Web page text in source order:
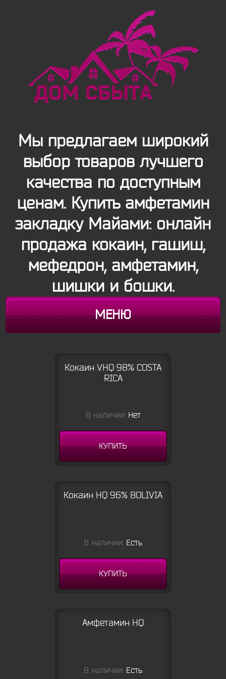
Мы предлагаем широкий
выбор товаров лучшего
качества по доступным
ценам. Купить амфетамин
закладку Майами: онлайн
продажа кокаин, гашиш,
мефедрон, амфетамин,
шишки и бошки.
МЕНЮ
Кокаин VHQ 98% COSTA
RICA
В наличии: Нет
КУПИТЬ
Кокаин HQ 96% BOLIVIA
В наличии: Есть
КУПИТЬ
Амфетамин HQ
В наличии: Есть